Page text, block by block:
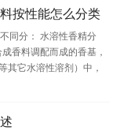
按性能怎么分类
同分： 水溶性香精分
香料调配而成的香基，
其它水溶性溶剂）中，